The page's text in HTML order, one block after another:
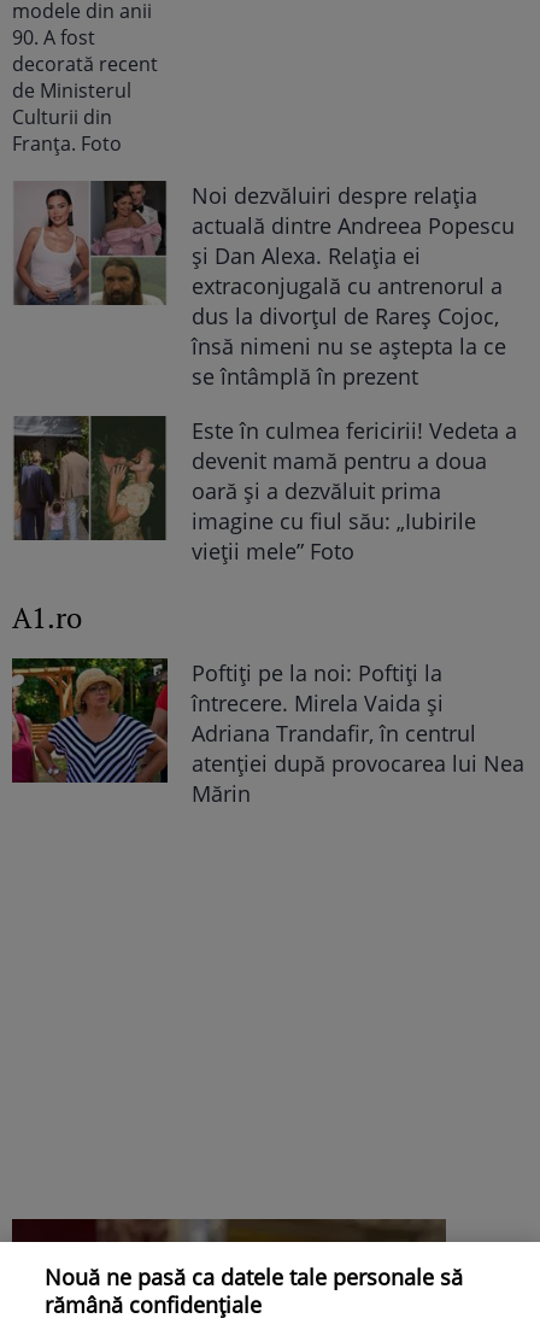
Noi dezvăluiri despre relația
actuală dintre Andreea Popescu
și Dan Alexa. Relația ei
extraconjugală cu antrenorul a
dus la divorțul de Rareș Cojoc,
însă nimeni nu se aștepta la ce
se întâmplă în prezent
Este în culmea fericirii! Vedeta a
devenit mamă pentru a doua
oară și a dezvăluit prima
imagine cu fiul său: „Iubirile
vieții mele” Foto
A1.ro
Poftiți pe la noi: Poftiți la
întrecere. Mirela Vaida și
Adriana Trandafir, în centrul
atenției după provocarea lui Nea
Mărin
Nouă ne pasă ca datele tale personale să
rămână confidențiale